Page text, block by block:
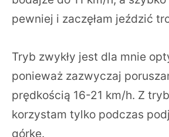
pewniej i zaczęłam jeździć
Tryb zwykły jest dla mnie
ponieważ zazwyczaj
prędkością 16-21 km/h. Z
korzystam tylko podczas
górkę.